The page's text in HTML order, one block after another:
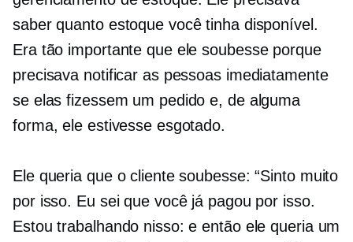
saber quanto estoque você tinha disponível.
Era tão importante que ele soubesse porque
precisava notificar as pessoas imediatamente
se elas fizessem um pedido e, de alguma
forma, ele estivesse esgotado.
Ele queria que o cliente soubesse: “Sinto muito
por isso. Eu sei que você já pagou por isso.
Estou trabalhando nisso: e então ele queria um